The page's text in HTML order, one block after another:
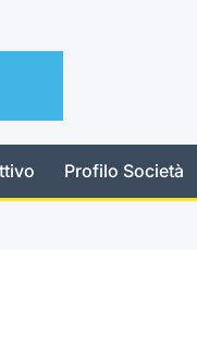
Profilo Società